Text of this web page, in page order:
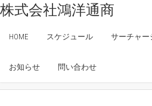
株式会社鴻洋通商
HOME スケジュール サーチャー
お知らせ 問い合わせ
のお知
Home» 未分類»中国向け輸出